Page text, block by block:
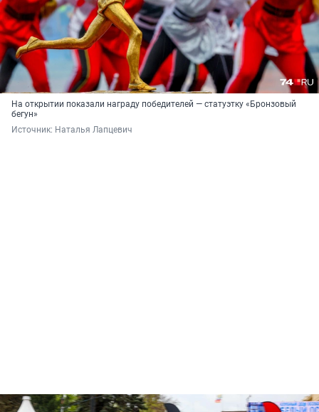
На открытии показали награду победителей — статуэтку «Бронзовый
бегун»
Источник: Наталья Лапцевич